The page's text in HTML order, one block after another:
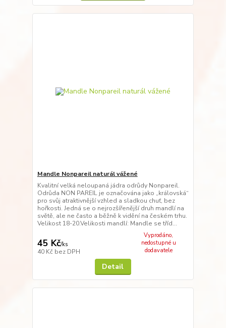
Mandle Nonpareil naturál vážené
Kvalitní velká neloupaná jádra odrůdy Nonpareil.
Odrůda NON PAREIL je označována jako „královská“
pro svůj atraktivnější vzhled a sladkou chuť, bez
hořkosti. Jedná se o nejrozšířenější druh mandlí na
světě, ale ne často a běžně k vidění na českém trhu.
Velikost 18-20.Velikosti mandlí: Mandle se tříd...
45 Kč/ks
40 Kč bez DPH
Vyprodáno,
nedostupné u
dodavatele
Detail